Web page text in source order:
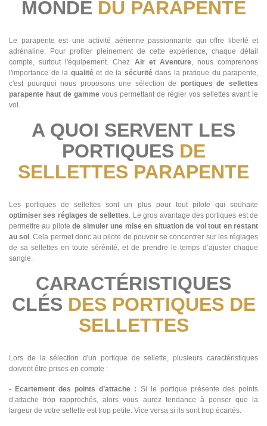
MONDE DU PARAPENTE
Le parapente est une activité aérienne passionnante qui offre liberté et
adrénaline. Pour profiter pleinement de cette expérience, chaque détail
compte, surtout l'équipement. Chez Air et Aventure, nous comprenons
l'importance de la qualitéet de la sécuritédans la pratique du parapente,
c'est pourquoi nous proposons une sélection de portiques de sellettes
parapente haut de gamme vous permettant de régler vos sellettes avant le
vol.
A QUOI SERVENT LES
PORTIQUES DE
SELLETTES PARAPENTE
Les portiques de sellettes sont un plus pour tout pilote qui souhaite
optimiser ses réglages de sellettes. Le gros avantage des portiques est de
permettre au pilotede simuler une mise en situation de vol tout en restant
au sol . Cela permet donc au pilote de pouvoir se concentrer sur les réglages
de sa sellettes en toute sérénité, et de prendre le temps d’ajuster chaque
sangle.
CARACTÉRISTIQUES
CLÉS DES PORTIQUES DE
SELLETTES
Lors de la sélection d'un portique de sellette, plusieurs caractéristiques
doivent être prises en compte :
- Ecartement des points d’attache : Si le portique présente des points
d’attache trop rapprochés, alors vous aurez tendance à penser que la
largeur de votre sellette est trop petite. Vice versa si ils sont trop écartés.